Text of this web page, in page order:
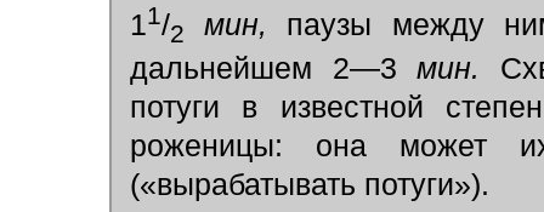
11/2 мин, паузы между
дальнейшем 2—3 мин.
потуги в известной
роженицы: она может
(«вырабатывать потуги»).